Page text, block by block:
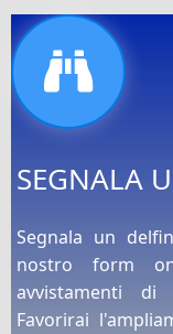
SEGNALA
Segnala un
nostro form
avvistamenti
Favorirai